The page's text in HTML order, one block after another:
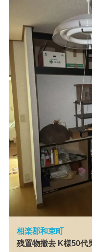
相楽郡和束町
残置物撤去 K様50代